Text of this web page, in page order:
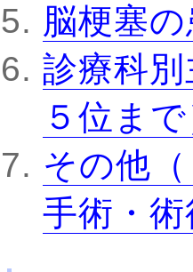
脳梗塞
診療科
５位まで
その他
手術・